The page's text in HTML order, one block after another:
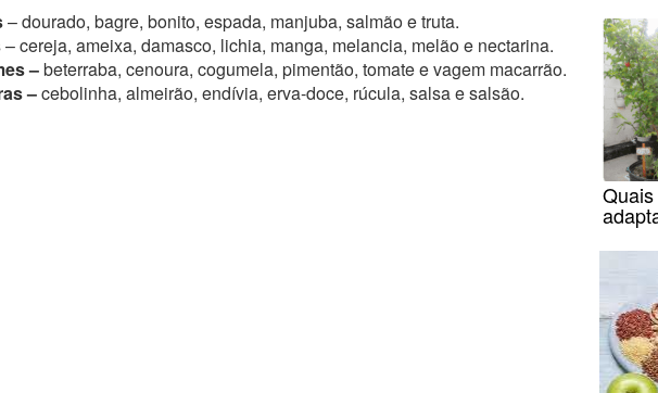
– dourado, bagre, bonito, espada, manjuba, salmão e truta.
– cereja, ameixa, damasco, lichia, manga, melancia, melão e nectarina.
–beterraba, cenoura, cogumela, pimentão, tomate e vagem macarrão.
–cebolinha, almeirão, endívia, erva-doce, rúcula, salsa e salsão.